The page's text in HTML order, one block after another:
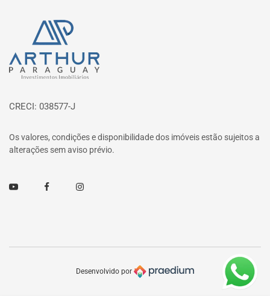
Página inicial
CRECI: 038577-J
Os valores, condições e disponibilidade dos imóveis estão sujeitos a
alterações sem aviso prévio.
Youtube FacebookInstagram
Desenvolvido por